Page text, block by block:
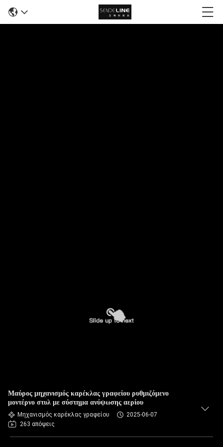
Μαύρος μηχανισμός καρέκλας γραφείου ρυθμιζόμενο
μοντέρνο στυλ με σύστημα ανύψωσης αερίου
Μηχανισμός καρέκλας γραφείου
2025-06-07
263 απόψεις